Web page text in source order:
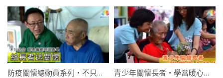
防疫關懷總動員系列・不只送信・郵差偏遠地區善舉・給長者送關懷 青少年關懷長者・學當暖心的人